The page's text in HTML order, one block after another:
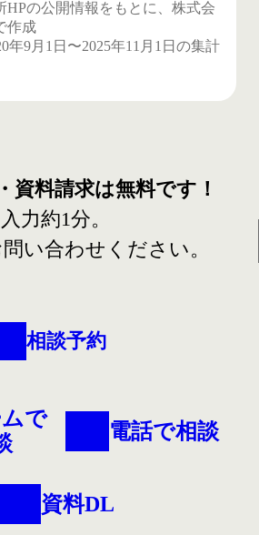
HPの公開情報をもとに、株式会
作成
年9月1日〜2025年11月1日の集計
資料請求は無料です！
入力約1分。
い合わせください。
相談予約
で
電話で相談
資料DL